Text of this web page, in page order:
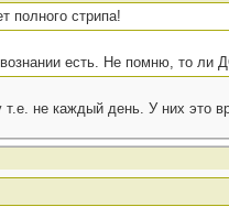
полного стрипа!
есть. Не помню, то ли
не каждый день. У них это